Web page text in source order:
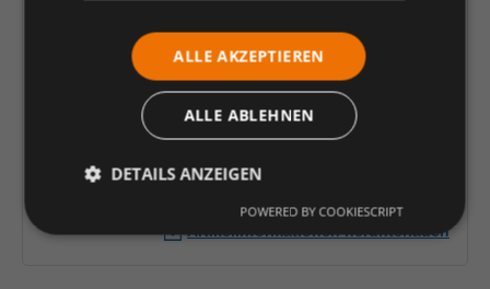
*
Anzahl verringern Anzahl erhöhen
Einheit
Artikelinformationen herunterladen
ALLE AKZEPTIEREN
ALLE ABLEHNEN
DETAILS ANZEIGEN
POWERED BY COOKIESCRIPT